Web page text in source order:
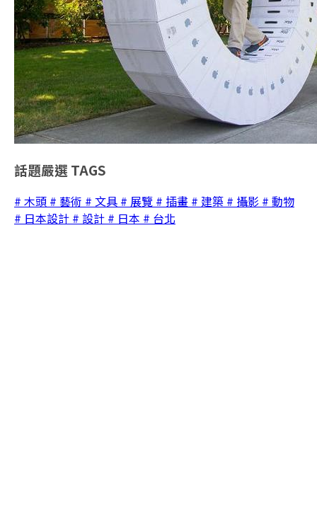
話題嚴選 TAGS
# 木頭 # 藝術 # 文具 # 展覽 # 插畫 # 建築 # 攝影 # 動物
# 日本設計 # 設計 # 日本 # 台北